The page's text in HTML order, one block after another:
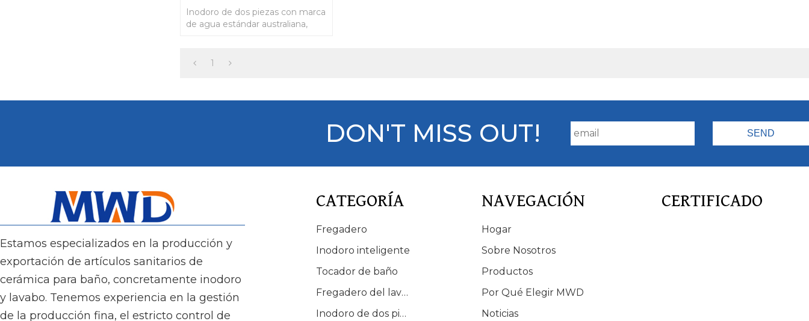
Inodoro de dos piezas con marca
de agua estándar australiana,
mon
1
DON'T MISS OUT!
Estamos especializados en la producción y
exportación de artículos sanitarios de
cerámica para baño, concretamente inodoro
y lavabo. Tenemos experiencia en la gestión
de la producción fina, el estricto control de
CATEGORÍA
Fregadero
Inodoro inteligente
Tocador de baño
Fregadero del lavabo
Inodoro de dos piezas
NAVEGACIÓN
Hogar
Sobre Nosotros
Productos
Por Qué Elegir MWD
Noticias
CERTIFICADO